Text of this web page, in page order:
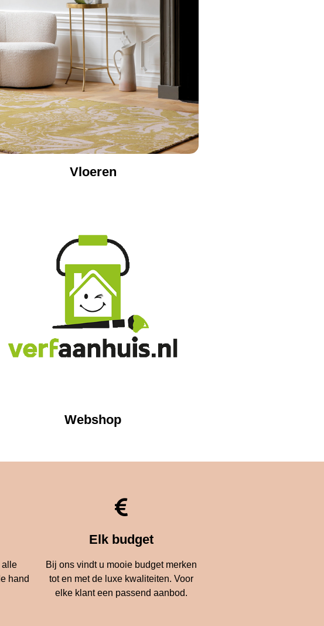
Vloeren
Webshop
alle
hand
Elk budget
Bij ons vindt u mooie budget merken
tot en met de luxe kwaliteiten. Voor
elke klant een passend aanbod.